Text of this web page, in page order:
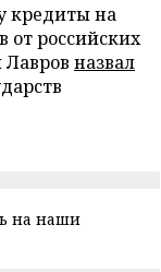
кредиты на
от российских
Лавров назвал
на наши